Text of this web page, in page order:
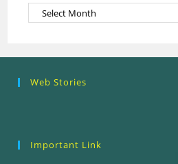
Archives
Web Stories
Ethics (शोध
Important Link